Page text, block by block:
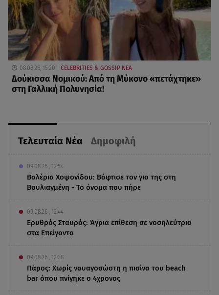
Τελευταία Νέα Δημοφιλή
09.08.26 , 12:54
Βαλέρια Χοψονίδου: Βάφτισε τον γιο της στη
Βουλιαγμένη - Το όνομα που πήρε
09.08.26 , 12:44
Ερυθρός Σταυρός: Άγρια επίθεση σε νοσηλεύτρια
στα Επείγοντα
09.08.26 , 12:28
Πάρος: Χωρίς ναυαγοσώστη η πισίνα του beach
bar όπου πνίγηκε ο 4χρονος
08.08.26, 15:20 CELEBRITIES & GOSSIP ΝΕΑ
Δούκισσα Νομικού: Από τη Μύκονο «πετάχτηκε»
στη Γαλλική Πολυνησία!